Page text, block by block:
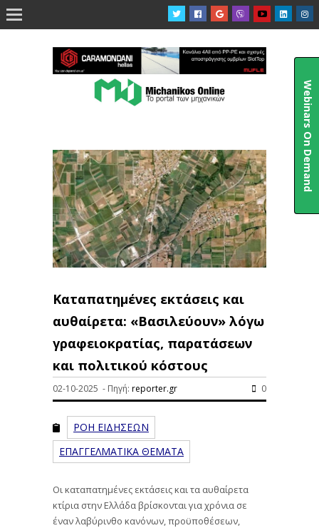

Καταπατημένες εκτάσεις και
αυθαίρετα: «Βασιλεύουν» λόγω
γραφειοκρατίας, παρατάσεων
και πολιτικού κόστους
02-10-2025 - Πηγή: reporter.gr 0
ΡΟΗ ΕΙΔΗΣΕΩΝ
ΕΠΑΓΓΕΛΜΑΤΙΚΑ ΘΕΜΑΤΑ
Οι καταπατημένες εκτάσεις και τα αυθαίρετα
κτίρια στην Ελλάδα βρίσκονται για χρόνια σε
έναν λαβύρινθο κανόνων, προϋποθέσεων,
Webinars On Demand